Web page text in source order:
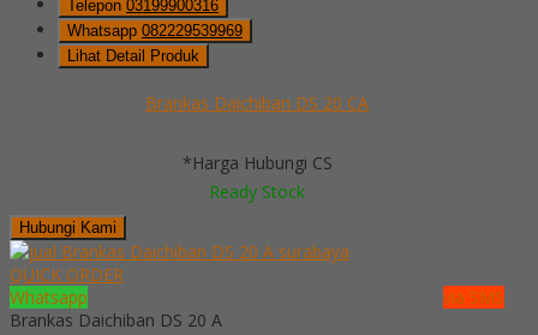
Telepon 03199900316
Whatsapp 082229539969
Lihat Detail Produk
Brankas Daichiban DS 20 CA
*Harga Hubungi CS
Ready Stock
Hubungi Kami
QUICK ORDER
Whatsapp
via SMS
Brankas Daichiban DS 20 A